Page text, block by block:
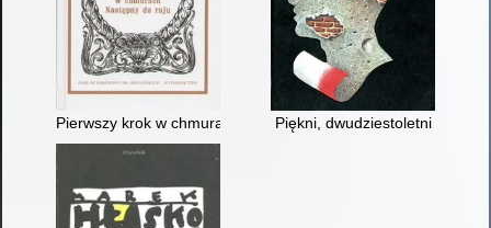
Pierwszy krok w chmurach. Następny do raju
Piękni, dwudziestoletni